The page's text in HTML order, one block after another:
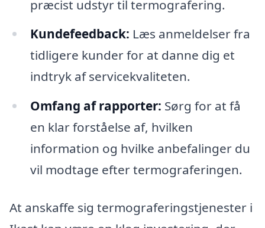
præcist udstyr til termografering.
Kundefeedback: Læs anmeldelser fra
tidligere kunder for at danne dig et
indtryk af servicekvaliteten.
Omfang af rapporter: Sørg for at få
en klar forståelse af, hvilken
information og hvilke anbefalinger du
vil modtage efter termograferingen.
At anskaffe sig termograferingstjenester i